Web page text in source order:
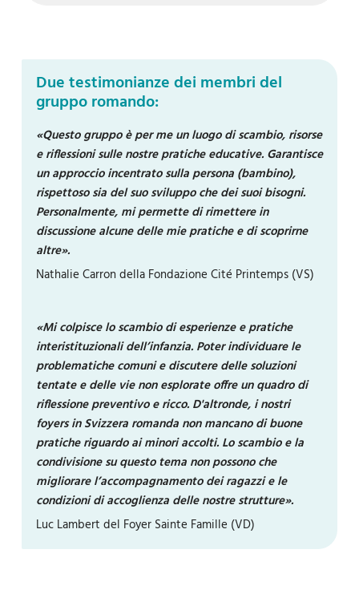
Due testimonianze dei membri del
gruppo romando:
«Questo gruppo è per me un luogo di scambio, risorse
e riflessioni sulle nostre pratiche educative. Garantisce
un approccio incentrato sulla persona (bambino),
rispettoso sia del suo sviluppo che dei suoi bisogni.
Personalmente, mi permette di rimettere in
discussione alcune delle mie pratiche e di scoprirne
altre».
Nathalie Carron della Fondazione Cité Printemps (VS)
«Mi colpisce lo scambio di esperienze e pratiche
interistituzionali dell’infanzia. Poter individuare le
problematiche comuni e discutere delle soluzioni
tentate e delle vie non esplorate offre un quadro di
riflessione preventivo e ricco. D'altronde, i nostri
foyers in Svizzera romanda non mancano di buone
pratiche riguardo ai minori accolti. Lo scambio e la
condivisione su questo tema non possono che
migliorare l’accompagnamento dei ragazzi e le
condizioni di accoglienza delle nostre strutture».
Luc Lambert del Foyer Sainte Famille (VD)